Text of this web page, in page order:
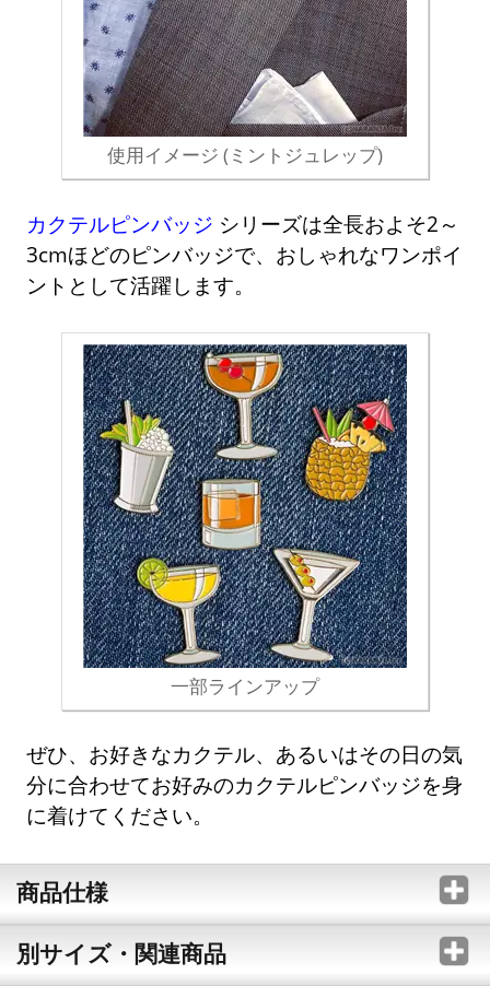
使用イメージ (ミントジュレップ)
カクテルピンバッジ シリーズは全長およそ2～
3cmほどのピンバッジで、おしゃれなワンポイ
ントとして活躍します。
一部ラインアップ
ぜひ、お好きなカクテル、あるいはその日の気
分に合わせてお好みのカクテルピンバッジを身
に着けてください。
商品仕様
別サイズ・関連商品